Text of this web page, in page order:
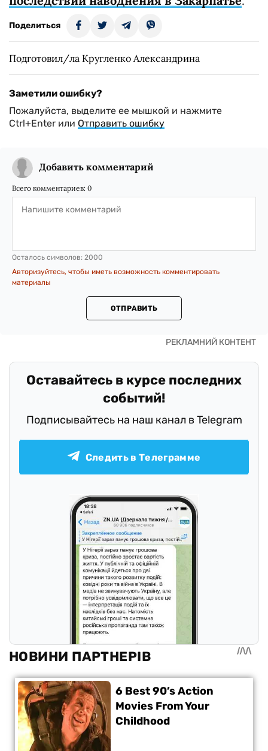
Поделиться
Подготовил/ла Кругленко Александрина
Заметили ошибку?
Пожалуйста, выделите ее мышкой и нажмите
Ctrl+Enter или Отправить ошибку
Добавить комментарий
Всего комментариев: 0
Осталось символов: 2000
Авторизуйтесь, чтобы иметь возможность комментировать
материалы
ОТПРАВИТЬ
Оставайтесь в курсе последних
событий!
Подписывайтесь на наш канал в Telegram
Следить в Телеграмме